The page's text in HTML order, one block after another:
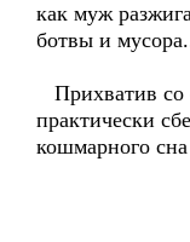
как муж
ботвы и
Прихватив со
практически
кошмарного